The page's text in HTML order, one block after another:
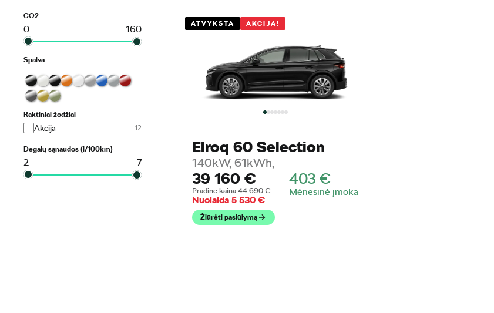
CO2
0 160
Spalva
Raktiniai žodžiai
Akcija
Degalų sąnaudos (l/100km)
2 7
ATVYKSTA AKCIJA!
Elroq 60 Selection
140kW, 61kWh,
39 160 €
Pradinė kaina 44 690 €
Nuolaida 5 530 €
403 €
Mėnesinė įmoka
Žiūrėti pasiūlymą